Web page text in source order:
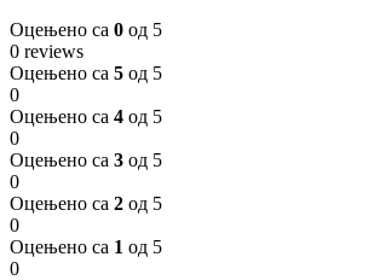
Оцењено са 0 од 5
0 reviews
Оцењено са 5 од 5
0
Оцењено са 4 од 5
0
Оцењено са 3 од 5
0
Оцењено са 2 од 5
0
Оцењено са 1 од 5
0